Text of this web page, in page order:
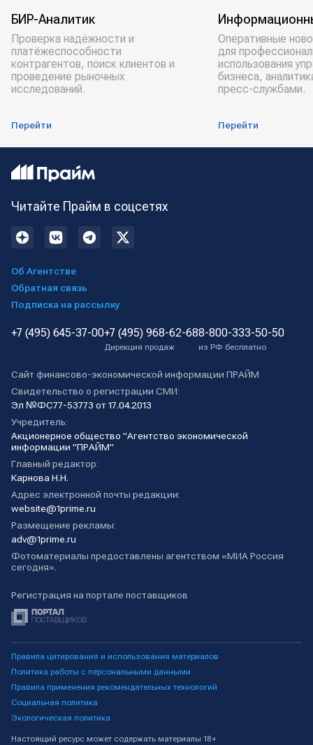
БИР-Аналитик
Проверка надёжности и
платёжеспособности
контрагентов, поиск клиентов и
проведение рыночных
исследований.
Перейти
Оперативные
для
использования
бизнеса,
пресс-службами.
Перейти
Читайте Прайм в соцсетях
Об Агентстве
Обратная связь
Подписка на рассылку
+7 (495) 645-37-00+7 (495) 968-62-68
Дирекция продаж
8-800-333-50-50
из РФ бесплатно
Сайт финансово-экономической информации ПРАЙМ
Свидетельство о регистрации СМИ:
Эл №ФС77-53773 от 17.04.2013
Учредитель:
Акционерное общество "Агентство экономической
информации "ПРАЙМ"
Главный редактор:
Карнова Н.Н.
Адрес электронной почты редакции:
website@1prime.ru
Размещение рекламы:
adv@1prime.ru
Фотоматериалы предоставлены агентством «МИА Россия
сегодня».
Регистрация на портале поставщиков
Правила цитирования и использования материалов
Политика работы с персональными данными
Правила применения рекомендательных технологий
Социальная политика
Экологическая политика
Настоящий ресурс может содержать материалы 18+